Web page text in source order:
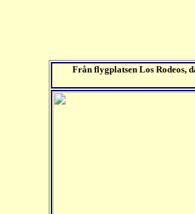
Från flygplatsen Los Rodeos,